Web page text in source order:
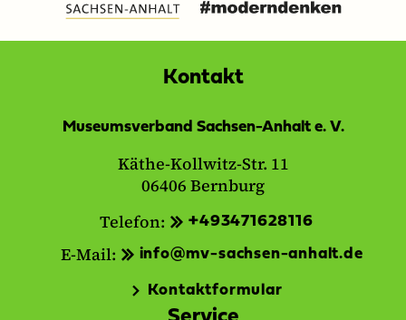
Kontakt
Museumsverband Sachsen-Anhalt e. V.
Käthe-Kollwitz-Str. 11
06406 Bernburg
Telefon:
+493471628116
E-Mail: info@mv-sachsen-anhalt.de
Kontaktformular